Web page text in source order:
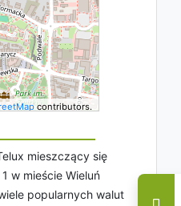
contributors.
mieszczący się
w mieście Wieluń
popularnych walut